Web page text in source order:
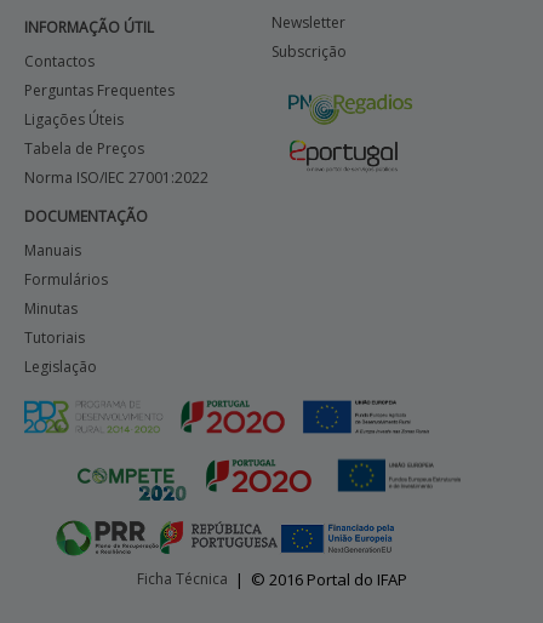
INFORMAÇÃO ÚTIL
Contactos
Perguntas Frequentes
Ligações Úteis
Tabela de Preços
Norma ISO/IEC 27001:2022
DOCUMENTAÇÃO
Manuais
Formulários
Minutas
Tutoriais
Legislação
Newsletter
Subscrição
Ficha Técnica | © 2016 Portal do IFAP